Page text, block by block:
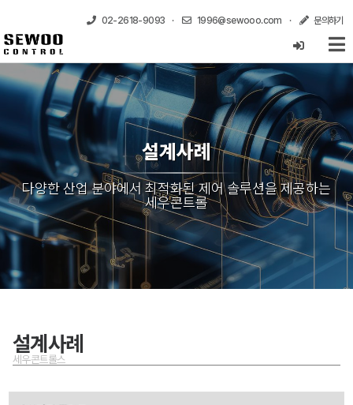
02-2618-9093 · 1996@sewooo.com · 문의하기
설계사례
다양한 산업 분야에서 최적화된 제어 솔루션을 제공하는
세우콘트롤
설계사례
세우콘트롤스